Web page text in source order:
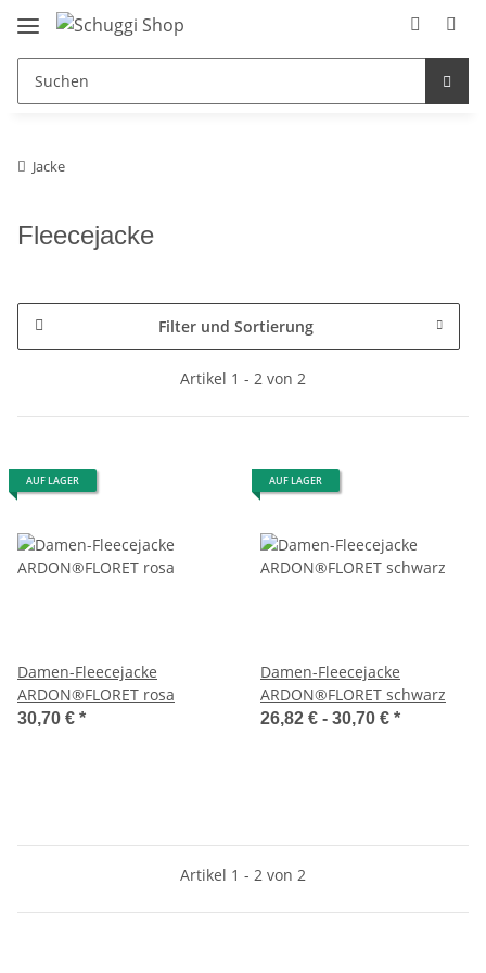
Jacke
Fleecejacke
Filter und Sortierung
Artikel 1 - 2 von 2
AUF LAGER
Damen-Fleecejacke
ARDON®FLORET rosa
30,70 € *
AUF LAGER
Damen-Fleecejacke
ARDON®FLORET schwarz
26,82 € - 30,70 € *
Artikel 1 - 2 von 2